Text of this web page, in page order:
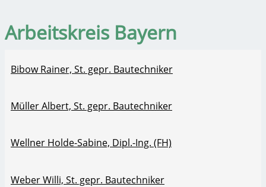
Arbeitskreis Bayern
Bibow Rainer, St. gepr. Bautechniker
Müller Albert, St. gepr. Bautechniker
Wellner Holde-Sabine, Dipl.-Ing. (FH)
Weber Willi, St. gepr. Bautechniker